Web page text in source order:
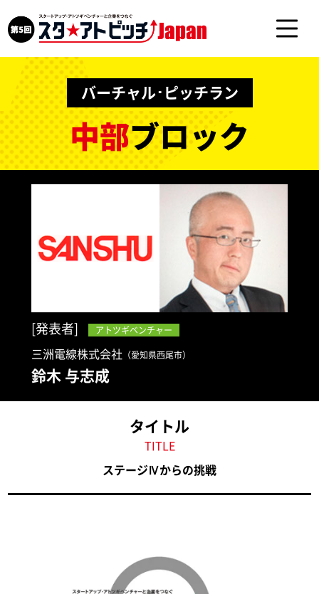
バーチャル･ピッチラン
中部ブロック
[発表者] アトツギベンチャー
三洲電線株式会社 （愛知県西尾市）
鈴木 与志成
タイトル
TITLE
ステージⅣからの挑戦